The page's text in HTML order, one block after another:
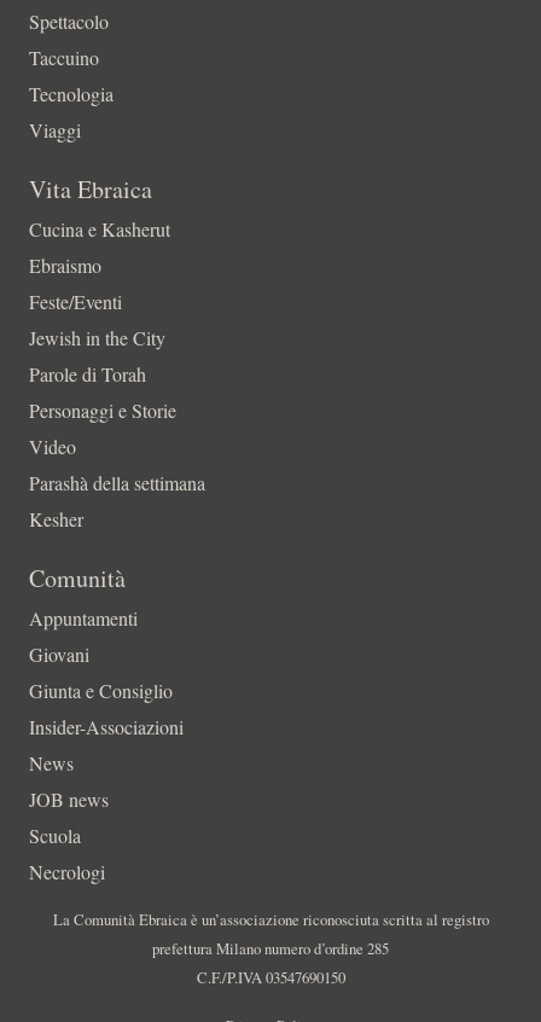
Spettacolo
Taccuino
Tecnologia
Viaggi
Vita Ebraica
Cucina e Kasherut
Ebraismo
Feste/Eventi
Jewish in the City
Parole di Torah
Personaggi e Storie
Video
Parashà della settimana
Kesher
Comunità
Appuntamenti
Giovani
Giunta e Consiglio
Insider-Associazioni
News
JOB news
Scuola
Necrologi
La Comunità Ebraica è un’associazione riconosciuta scritta al registro
prefettura Milano numero d’ordine 285
C.F./P.IVA 03547690150